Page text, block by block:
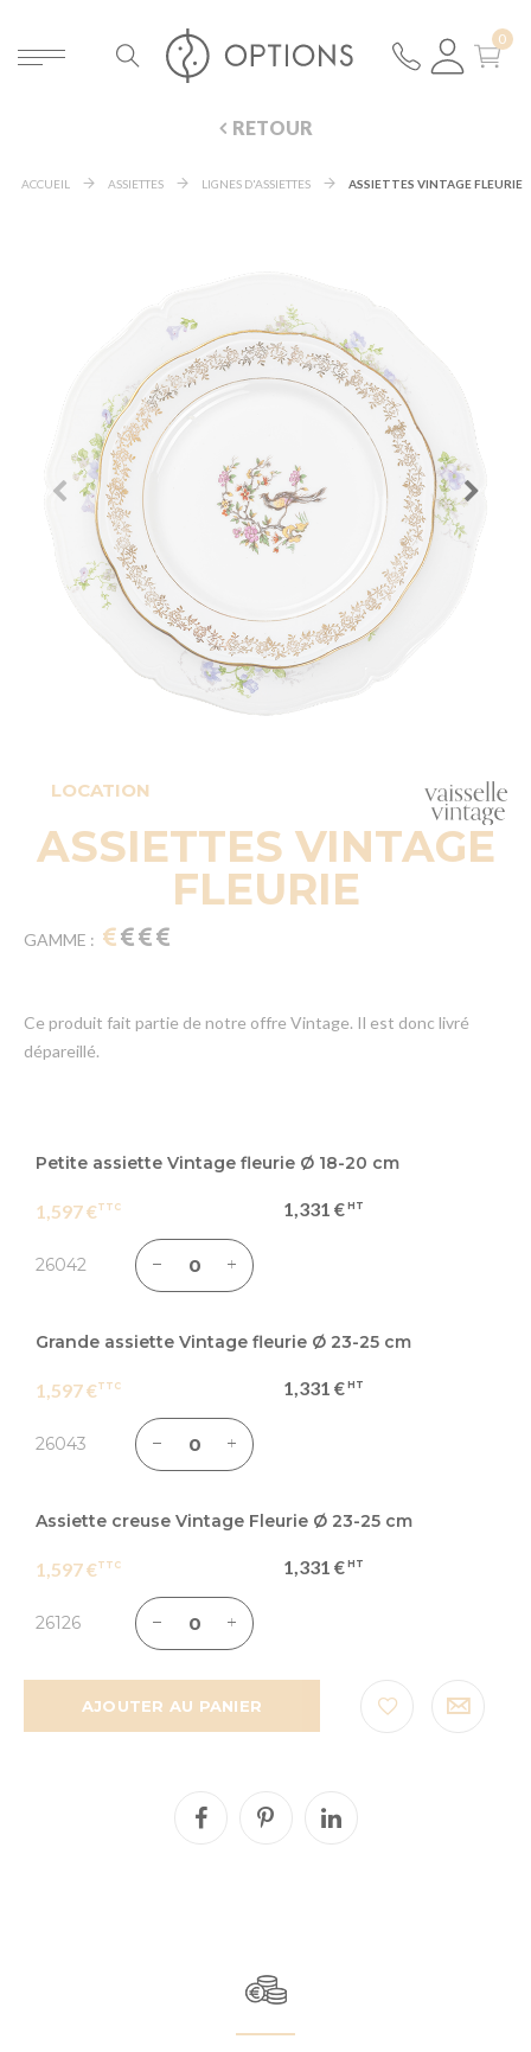
RETOUR
ACCUEIL ASSIETTES LIGNES D'ASSIETTES ASSIETTES VINTAGE FLEURIE
LOCATION
ASSIETTES VINTAGE
FLEURIE
GAMME :
Ce produit fait partie de notre offre Vintage. Il est donc livré
dépareillé.
du
groupé
Petite assiette Vintage fleurie Ø 18-20 cm
1,597 € 1,331 €
26042
Grande assiette Vintage fleurie Ø 23-25 cm
1,597 € 1,331 €
26043
Assiette creuse Vintage Fleurie Ø 23-25 cm
1,597 € 1,331 €
26126
AJOUTER AU PANIER